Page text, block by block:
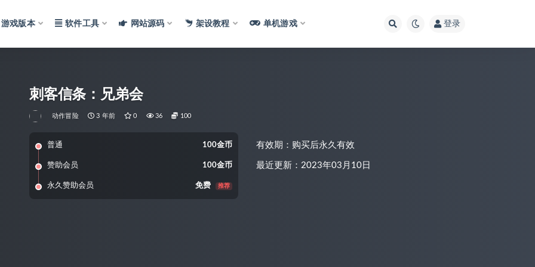
游戏版本 软件工具 网站源码 架设教程 单机游戏 登录
刺客信条：兄弟会
动作冒险 3 年前 0 36 100
普通 100金币
赞助会员 100金币
永久赞助会员 免费 推荐
有效期：购买后永久有效
最近更新：2023年03月10日